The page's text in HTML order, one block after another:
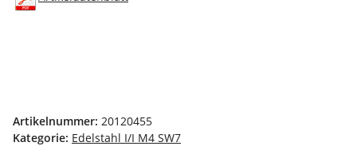
Artikelnummer: 20120455
Kategorie: Edelstahl I/I M4 SW7